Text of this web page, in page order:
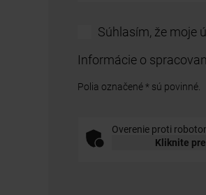
Súhlasím, že moje
Informácie o
Polia označené * sú povinné.
Overenie proti
Kliknite